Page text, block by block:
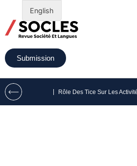
Submission
English